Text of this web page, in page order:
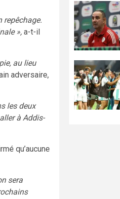
repêchage.
», a-t-il
au lieu
adversaire,
les deux
à Addis-
qu’aucune
sera